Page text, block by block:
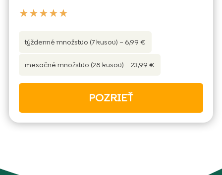
★★★★★
týždenné množstvo (7 kusov) – 6,99 €
mesačné množstvo (28 kusov) – 23,99 €
POZRIEŤ